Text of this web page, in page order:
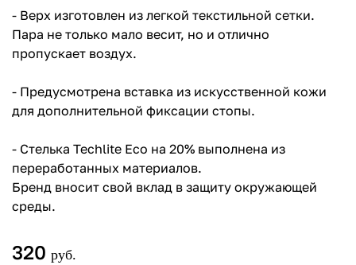
- Верх изготовлен из легкой текстильной сетки.
Пара не только мало весит, но и отлично
пропускает воздух.
- Предусмотрена вставка из искусственной кожи
для дополнительной фиксации стопы.
- Стелька Techlite Eco на 20% выполнена из
переработанных материалов.
Бренд вносит свой вклад в защиту окружающей
среды.
320 руб.